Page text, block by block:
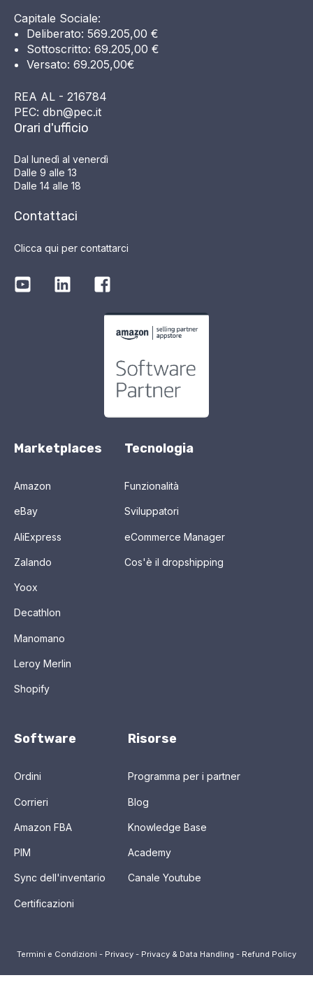
Capitale Sociale:
Deliberato: 569.205,00 €
Sottoscritto: 69.205,00 €
Versato: 69.205,00€
REA AL - 216784
PEC: dbn@pec.it
Orari d'ufficio
Dal lunedì al venerdì
Dalle 9 alle 13
Dalle 14 alle 18
Contattaci
Clicca qui per contattarci
Marketplaces
Amazon
eBay
AliExpress
Zalando
Yoox
Decathlon
Manomano
Leroy Merlin
Shopify
Tecnologia
Funzionalità
Sviluppatori
eCommerce Manager
Cos'è il dropshipping
Software
Ordini
Corrieri
Amazon FBA
PIM
Sync dell'inventario
Certificazioni
Risorse
Programma per i partner
Blog
Knowledge Base
Academy
Canale Youtube
Termini e Condizioni - Privacy - Privacy & Data Handling - Refund Policy